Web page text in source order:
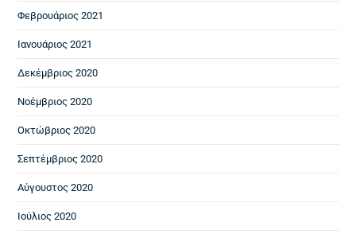
Φεβρουάριος 2021
Ιανουάριος 2021
Δεκέμβριος 2020
Νοέμβριος 2020
Οκτώβριος 2020
Σεπτέμβριος 2020
Αύγουστος 2020
Ιούλιος 2020